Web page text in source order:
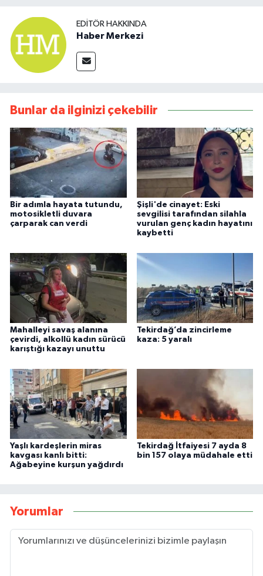
EDITÖR HAKKINDA
Haber Merkezi
Bunlar da ilginizi çekebilir
Bir adımla hayata tutundu,
motosikletli duvara
çarparak can verdi
Şişli'de cinayet: Eski
sevgilisi tarafından silahla
vurulan genç kadın hayatını
kaybetti
Mahalleyi savaş alanına
çevirdi, alkollü kadın sürücü
karıştığı kazayı unuttu
Tekirdağ’da zincirleme
kaza: 5 yaralı
Yaşlı kardeşlerin miras
kavgası kanlı bitti:
Ağabeyine kurşun yağdırdı
Tekirdağ İtfaiyesi 7 ayda 8
bin 157 olaya müdahale etti
Yorumlar